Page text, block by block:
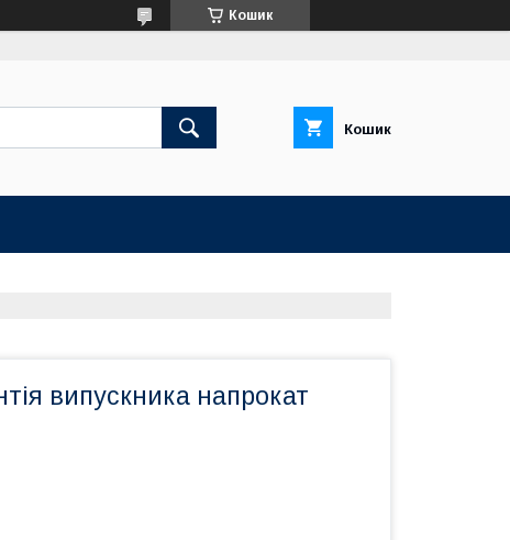
Кошик
Кошик
випускника напрокат